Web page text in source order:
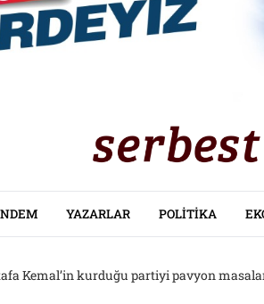
YAZARLAR POLITIKA
Kemal’in kurduğu partiyi pavyon